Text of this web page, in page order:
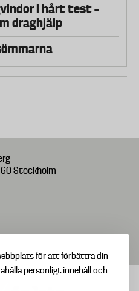
för att förbättra din
personligt innehåll och
i hårt test –
draghjälp
60 Stockholm